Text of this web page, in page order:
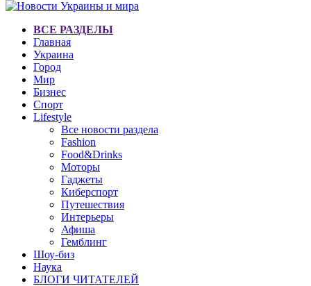
ВСЕ РАЗДЕЛЫ
Главная
Украина
Город
Мир
Бизнес
Спорт
Lifestyle
Все новости раздела
Fashion
Food&Drinks
Моторы
Гаджеты
Киберспорт
Путешествия
Интерьеры
Афиша
Гемблинг
Шоу-биз
Наука
БЛОГИ ЧИТАТЕЛЕЙ